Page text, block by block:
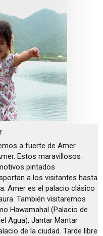
a fuerte de Amer.
Estos maravillosos
pintados
a los visitantes hasta
Amer es el palacio clásico
También visitaremos
Hawamahal (Palacio de
Agua), Jantar Mantar
de la ciudad. Tarde libre